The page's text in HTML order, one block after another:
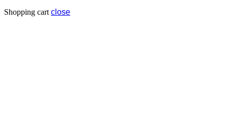
Shopping cart close